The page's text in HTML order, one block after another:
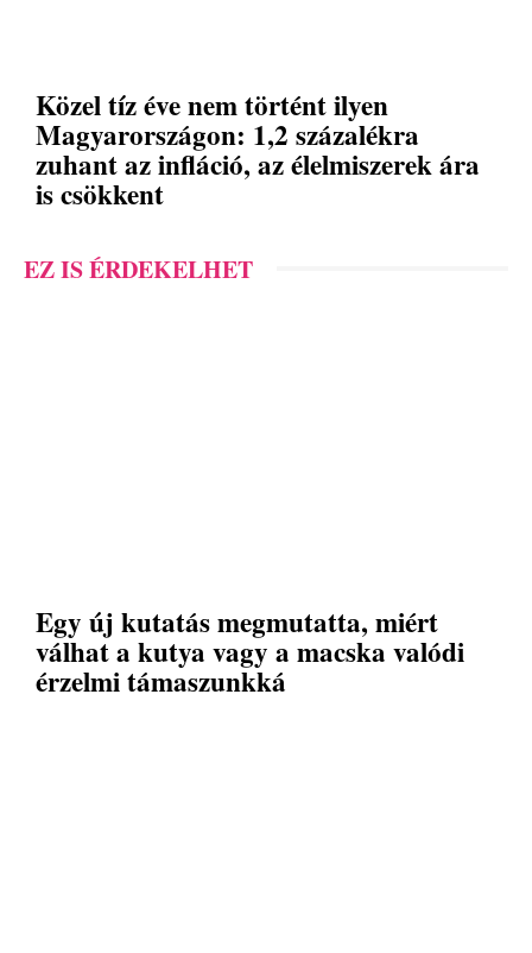
Közel tíz éve nem történt ilyen
Magyarországon: 1,2 százalékra
zuhant az infláció, az élelmiszerek ára
is csökkent
EZ IS ÉRDEKELHET
Egy új kutatás megmutatta, miért
válhat a kutya vagy a macska valódi
érzelmi támaszunkká